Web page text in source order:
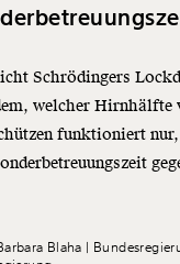
Schrödingers
welcher Hirnhälfte
funktioniert
Blaha